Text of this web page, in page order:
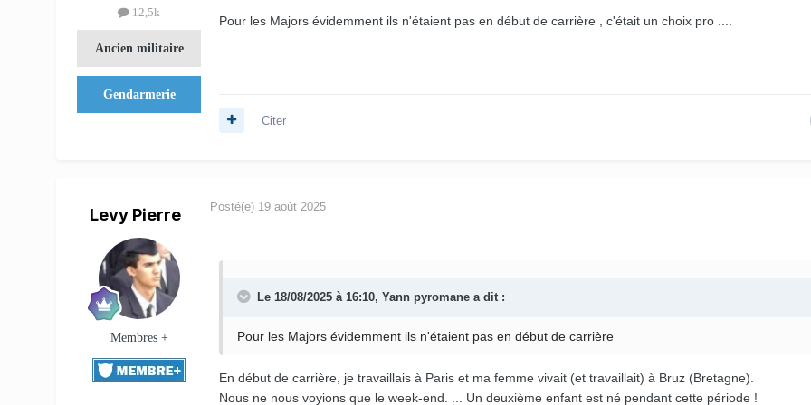
12,5k
Ancien militaire
Gendarmerie
Pour les Majors évidemment ils n'étaient pas en début de carrière , c'était un choix pro ....
Citer
Levy Pierre
Membres +
Posté(e) 19 août 2025
Le 18/08/2025 à 16:10, Yann pyromane a dit :
Pour les Majors évidemment ils n'étaient pas en début de carrière
En début de carrière, je travaillais à Paris et ma femme vivait (et travaillait) à Bruz (Bretagne).
Nous ne nous voyions que le week-end. ... Un deuxième enfant est né pendant cette période !